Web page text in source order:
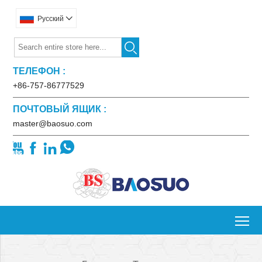
Pусский 

ТЕЛЕФОН :
+86-757-86777529
ПОЧТОВЫЙ ЯЩИК :
master@baosuo.com
   